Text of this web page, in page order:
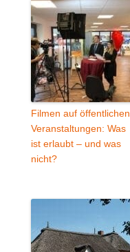
Filmen auf öffentlichen
Veranstaltungen: Was
ist erlaubt – und was
nicht?